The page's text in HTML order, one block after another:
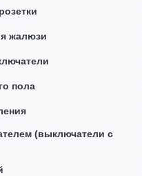
жалюзи
пола
(выключатели с